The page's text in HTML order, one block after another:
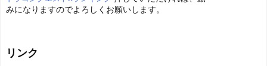
みになりますのでよろしくお願いします。
リンク